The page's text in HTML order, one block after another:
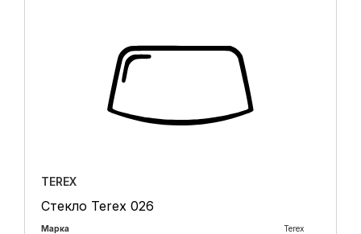
TEREX
Стекло Terex 026
Марка Terex